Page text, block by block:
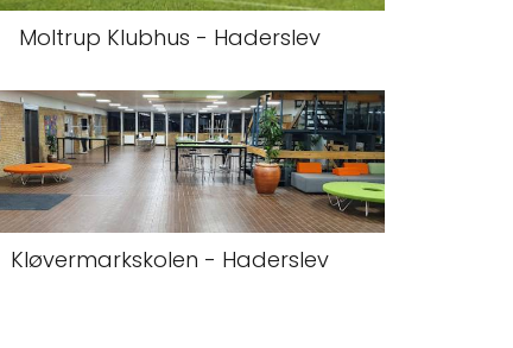
Moltrup Klubhus - Haderslev
Kløvermarkskolen - Haderslev